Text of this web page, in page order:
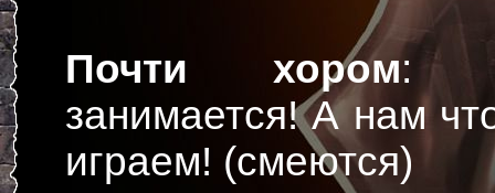
Почти хором:
занимается! А нам
играем! (смеются)